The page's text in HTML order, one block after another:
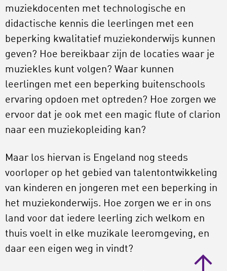
muziekdocenten met technologische en
didactische kennis die leerlingen met een
beperking kwalitatief muziekonderwijs kunnen
geven? Hoe bereikbaar zijn de locaties waar je
muziekles kunt volgen? Waar kunnen
leerlingen met een beperking buitenschools
ervaring opdoen met optreden? Hoe zorgen we
ervoor dat je ook met een magic flute of clarion
naar een muziekopleiding kan?
Maar los hiervan is Engeland nog steeds
voorloper op het gebied van talentontwikkeling
van kinderen en jongeren met een beperking in
het muziekonderwijs. Hoe zorgen we er in ons
land voor dat iedere leerling zich welkom en
thuis voelt in elke muzikale leeromgeving, en
daar een eigen weg in vindt?